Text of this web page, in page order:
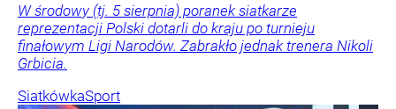
W środowy (tj. 5 sierpnia) poranek siatkarze
reprezentacji Polski dotarli do kraju po turnieju
finałowym Ligi Narodów. Zabrakło jednak trenera Nikoli
Grbicia.
SiatkówkaSport